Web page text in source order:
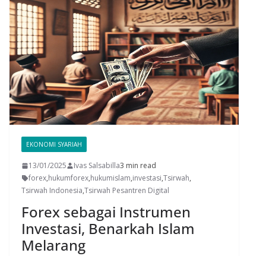
EKONOMI SYARIAH
13/01/2025 Ivas Salsabilla3 min read
forex,hukumforex,hukumislam,investasi,Tsirwah,
Tsirwah Indonesia,Tsirwah Pesantren Digital
Forex sebagai Instrumen
Investasi, Benarkah Islam
Melarang